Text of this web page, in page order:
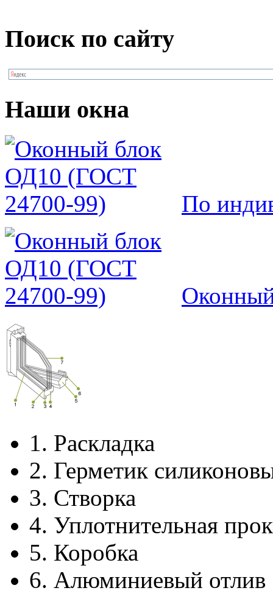
Поиск по сайту
Наши окна
По
1. Раскладка
2. Герметик
3. Створка
4. Уплотнительная
5. Коробка
6. Алюминиевый отлив